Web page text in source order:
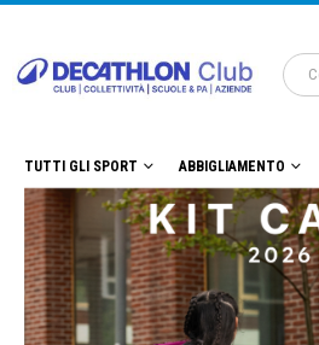
TUTTI GLI SPORT ABBIGLIAMENTO